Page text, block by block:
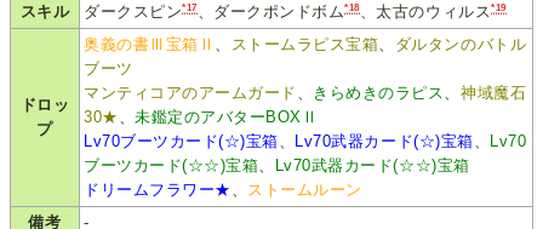
スキル ダークスピン*17、ダークポンドボム*18、太古のウィルス*19
ドロッ
プ
奥義の書Ⅲ宝箱Ⅱ 、 ストームラピス宝箱、 ダルタンのバトル
ブーツ
マンティコアのアームガード 、 きらめきのラピス、 神域魔石
30★ 、未鑑定のアバターBOXⅡ
Lv70ブーツカード(☆)宝箱、 Lv70武器カード(☆)宝箱、
Lv70
ブーツカード(☆☆)宝箱、
Lv70武器カード(☆☆)宝箱
ドリームフラワー★ 、 ストームルーン
備考
-